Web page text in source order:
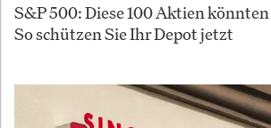
S&P 500: Diese 100 Aktien
So schützen Sie Ihr Depot jetzt